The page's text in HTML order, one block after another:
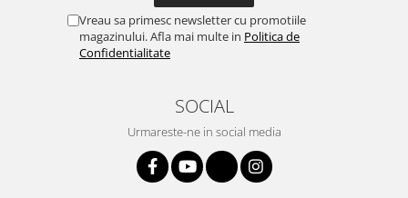
Vreau sa primesc newsletter cu promotiile
magazinului. Afla mai multe in Politica de
Confidentialitate
SOCIAL
Urmareste-ne in social media